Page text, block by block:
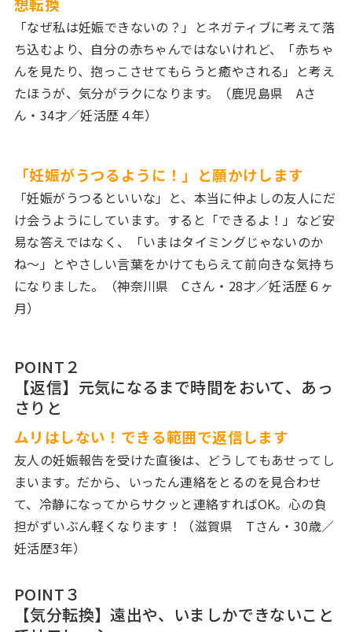
「なぜ私は妊娠できないの？」とネガティブに考えて落
ち込むより、自分の赤ちゃんではないけれど、「赤ちゃ
んを見たり、抱っこさせてもらうと癒やされる」と考え
たほうが、気分がラクになります。（鹿児島県 Aさ
ん・34才／妊活歴４年）
「妊娠がうつるように！」と願かけします
「妊娠がうつるといいな」と、本当に仲よしの友人にだ
け会うようにしています。すると「できるよ！」など安
易な答えではなく、「いまはタイミングじゃないのか
ね〜」とやさしい言葉をかけてもらえて前向きな気持ち
になりました。（神奈川県 Cさん・28才／妊活歴６ヶ
月）
POINT２
【返信】元気になるまで時間をおいて、あっ
さりと
ムリはしない！できる範囲で返信します
友人の妊娠報告を受けた直後は、どうしてもあせってし
まいます。だから、いったん連絡をとるのを見合わせ
て、冷静になってからサクッと連絡すればOK。心の負
担がずいぶん軽くなります！（滋賀県 Tさん・30歳／
妊活歴3年）
POINT３
【気分転換】遠出や、いましかできないこと